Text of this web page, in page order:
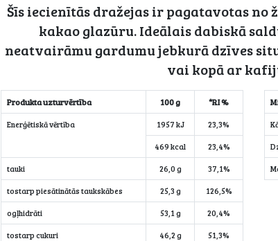
Šīs iecienītās dražejas ir pagatavotas
kakao glazūru. Ideālais dabiskā
neatvairāmu gardumu jebkurā dzīves
vai kopā ar
Produkta uzturvērtība 100 g *RI %
Enerģētiskā vērtība 1957 kJ 23,3%
469 kcal 23,4%
tauki 26,0 g 37,1%
tostarp piesātinātās taukskābes 25,3 g 126,5%
ogļhidrāti 53,1 g 20,4%
tostarp cukuri 46,2 g 51,3%